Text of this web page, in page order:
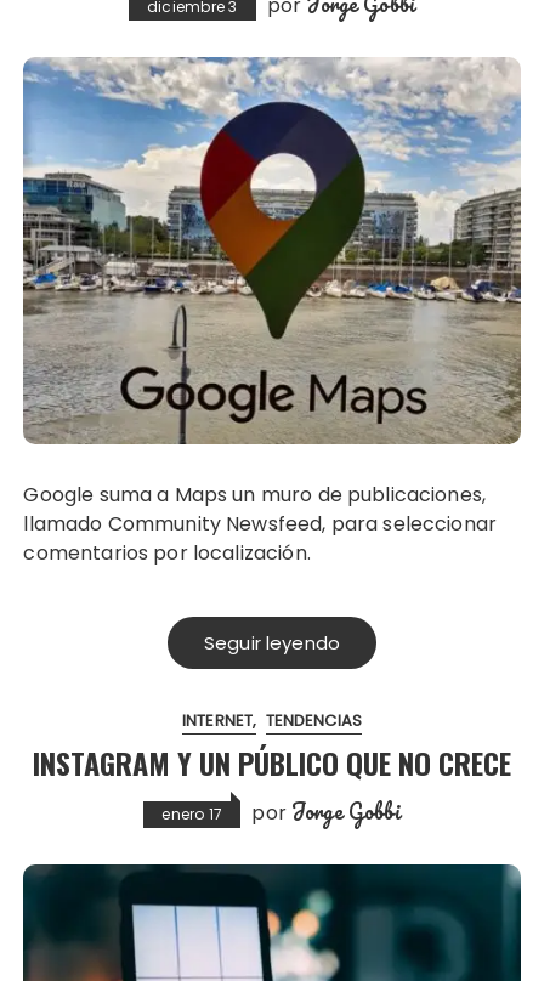
diciembre 3 por
Google suma a Maps un muro de publicaciones,
llamado Community Newsfeed, para seleccionar
comentarios por localización.
Seguir leyendo
INTERNET TENDENCIAS
INSTAGRAM Y UN PÚBLICO QUE NO CRECE
enero 17 por Jorge Gobbi